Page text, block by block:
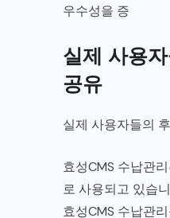
우수성을 증
실제 사용
공유
실제 사용자들의
효성CMS 수납관
로 사용되고 있습
효성CMS 수납관